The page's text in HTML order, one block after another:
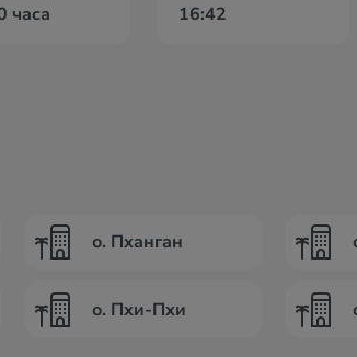
часа 16:42
о. Пханган
о. Пхи-Пхи